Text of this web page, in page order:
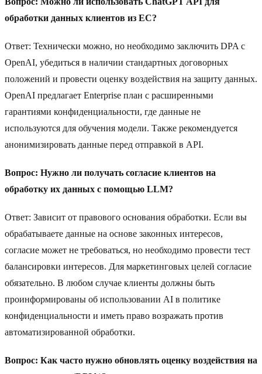
обработки данных клиентов из ЕС?
Ответ: Технически можно, но необходимо заключить DPA с
OpenAI, убедиться в наличии стандартных договорных
положений и провести оценку воздействия на защиту данных.
OpenAI предлагает Enterprise план с расширенными
гарантиями конфиденциальности, где данные не
используются для обучения модели. Также рекомендуется
анонимизировать данные перед отправкой в API.
Вопрос: Нужно ли получать согласие клиентов на
обработку их данных с помощью LLM?
Ответ: Зависит от правового основания обработки. Если вы
обрабатываете данные на основе законных интересов,
согласие может не требоваться, но необходимо провести тест
балансировки интересов. Для маркетинговых целей согласие
обязательно. В любом случае клиенты должны быть
проинформированы об использовании AI в политике
конфиденциальности и иметь право возражать против
автоматизированной обработки.
Вопрос: Как часто нужно обновлять оценку воздействия на